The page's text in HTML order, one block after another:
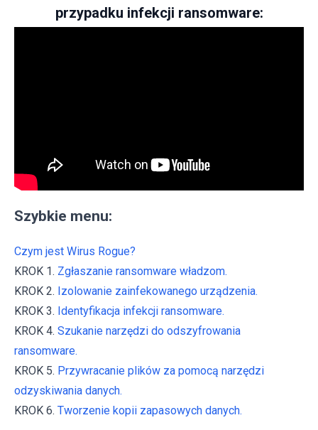
przypadku infekcji ransomware:
Szybkie menu:
Czym jest Wirus Rogue?
KROK 1. Zgłaszanie ransomware władzom.
KROK 2. Izolowanie zainfekowanego urządzenia.
KROK 3. Identyfikacja infekcji ransomware.
KROK 4. Szukanie narzędzi do odszyfrowania
ransomware.
KROK 5. Przywracanie plików za pomocą narzędzi
odzyskiwania danych.
KROK 6. Tworzenie kopii zapasowych danych.